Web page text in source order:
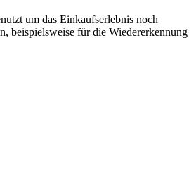
um das Einkaufserlebnis noch
beispielsweise für die Wiedererkennung